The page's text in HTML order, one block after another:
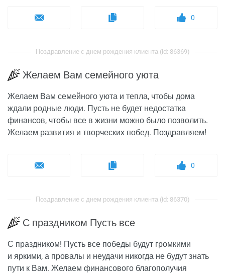
0
Поздравление с днем рождения клиента (id: 86369)
Желаем Вам семейного уюта
Желаем Вам семейного уюта и тепла, чтобы дома
ждали родные люди. Пусть не будет недостатка
финансов, чтобы все в жизни можно было позволить.
Желаем развития и творческих побед. Поздравляем!
0
Поздравление с днем рождения клиента (id: 86370)
С праздником Пусть все
С праздником! Пусть все победы будут громкими
и яркими, а провалы и неудачи никогда не будут знать
пути к Вам. Желаем финансового благополучия